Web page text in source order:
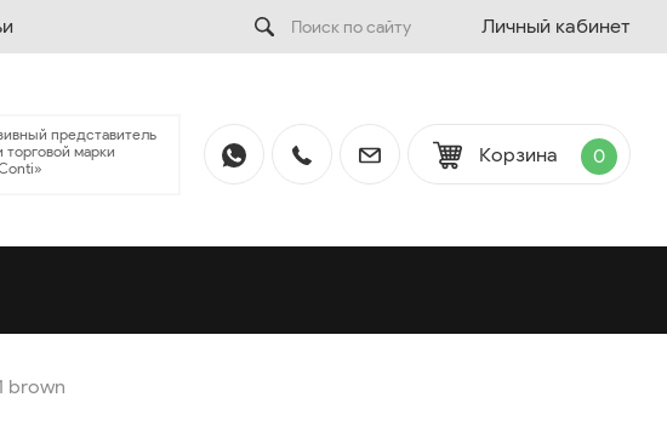
Личный кабинет
представитель
торговой марки
Корзина 0
brown